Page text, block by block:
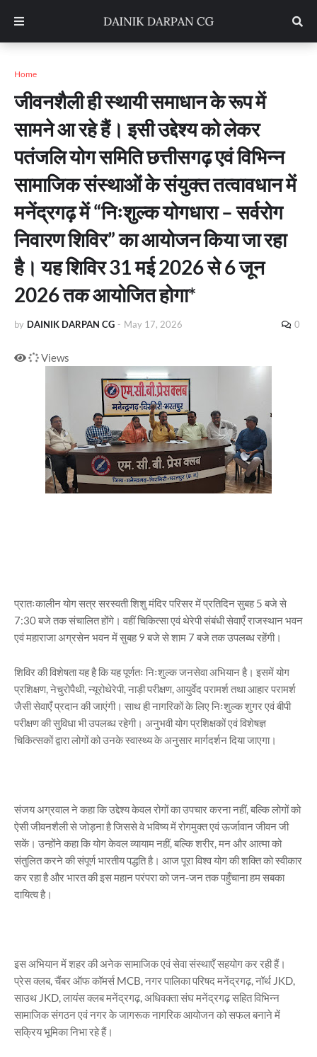
Home
जीवनशैली ही स्थायी समाधान के रूप में
सामने आ रहे हैं। इसी उद्देश्य को लेकर
पतंजलि योग समिति छत्तीसगढ़ एवं विभिन्न
सामाजिक संस्थाओं के संयुक्त तत्वावधान में
मनेंद्रगढ़ में “निःशुल्क योगधारा – सर्वरोग
निवारण शिविर” का आयोजन किया जा रहा
है। यह शिविर 31 मई 2026 से 6 जून
2026 तक आयोजित होगा*
by DAINIK DARPAN CG - May 17, 2026 0
Views
प्रातःकालीन योग सत्र सरस्वती शिशु मंदिर परिसर में प्रतिदिन सुबह 5 बजे से
7:30 बजे तक संचालित होंगे। वहीं चिकित्सा एवं थेरेपी संबंधी सेवाएँ राजस्थान भवन
एवं महाराजा अग्रसेन भवन में सुबह 9 बजे से शाम 7 बजे तक उपलब्ध रहेंगी।
शिविर की विशेषता यह है कि यह पूर्णतः निःशुल्क जनसेवा अभियान है। इसमें योग
प्रशिक्षण, नेचुरोपैथी, न्यूरोथेरेपी, नाड़ी परीक्षण, आयुर्वेद परामर्श तथा आहार परामर्श
जैसी सेवाएँ प्रदान की जाएंगी। साथ ही नागरिकों के लिए निःशुल्क शुगर एवं बीपी
परीक्षण की सुविधा भी उपलब्ध रहेगी। अनुभवी योग प्रशिक्षकों एवं विशेषज्ञ
चिकित्सकों द्वारा लोगों को उनके स्वास्थ्य के अनुसार मार्गदर्शन दिया जाएगा।
संजय अग्रवाल ने कहा कि उद्देश्य केवल रोगों का उपचार करना नहीं, बल्कि लोगों को
ऐसी जीवनशैली से जोड़ना है जिससे वे भविष्य में रोगमुक्त एवं ऊर्जावान जीवन जी
सकें। उन्होंने कहा कि योग केवल व्यायाम नहीं, बल्कि शरीर, मन और आत्मा को
संतुलित करने की संपूर्ण भारतीय पद्धति है। आज पूरा विश्व योग की शक्ति को स्वीकार
कर रहा है और भारत की इस महान परंपरा को जन-जन तक पहुँचाना हम सबका
दायित्व है।
इस अभियान में शहर की अनेक सामाजिक एवं सेवा संस्थाएँ सहयोग कर रही हैं।
प्रेस क्लब, चैंबर ऑफ कॉमर्स MCB, नगर पालिका परिषद मनेंद्रगढ़, नॉर्थ JKD,
साउथ JKD, लायंस क्लब मनेंद्रगढ़, अधिवक्ता संघ मनेंद्रगढ़ सहित विभिन्न
सामाजिक संगठन एवं नगर के जागरूक नागरिक आयोजन को सफल बनाने में
सक्रिय भूमिका निभा रहे हैं।